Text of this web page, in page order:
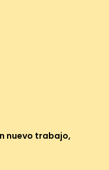
nuevo trabajo,